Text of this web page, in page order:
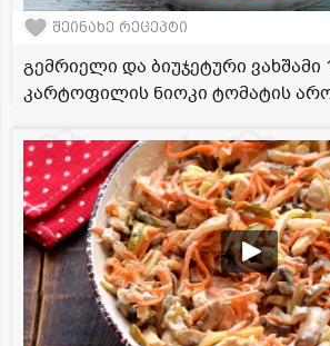
შეინახე რეცეპტი
გემრიელი და ბიუჯეტური ვახშამი
კარტოფილის ნიოკი ტომატის